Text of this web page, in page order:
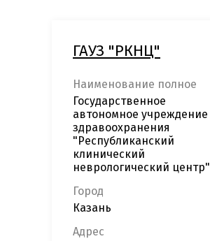
ГАУЗ "РКНЦ"
Наименование полное
Государственное
автономное учреждениe
здравоохранения
"Республиканский
клинический
неврологический центр"
Город
Казань
Адрес